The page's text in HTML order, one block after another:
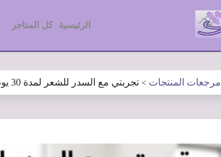
الرئيسية كل المتاجر
مرجعات المنتجات > تجربتي مع السدر للشعر لمدة 30 يوم (هل فعلاً يستحق؟)